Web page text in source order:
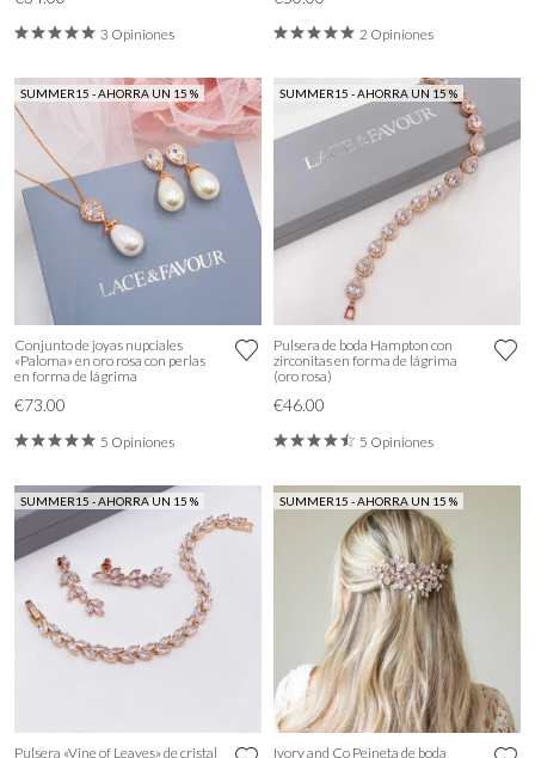
3 Opiniones 2 Opiniones
SUMMER15 - AHORRA UN 15 %
Conjunto de joyas nupciales
«Paloma» en oro rosa con perlas
en forma de lágrima
€73.00
5 Opiniones
SUMMER15 - AHORRA UN 15 %
Pulsera de boda Hampton con
zirconitas en forma de lágrima
(oro rosa)
€46.00
5 Opiniones
SUMMER15 - AHORRA UN 15 %
Pulsera «Vine of Leaves» de cristal
SUMMER15 - AHORRA UN 15 %
Ivory and Co Peineta de boda